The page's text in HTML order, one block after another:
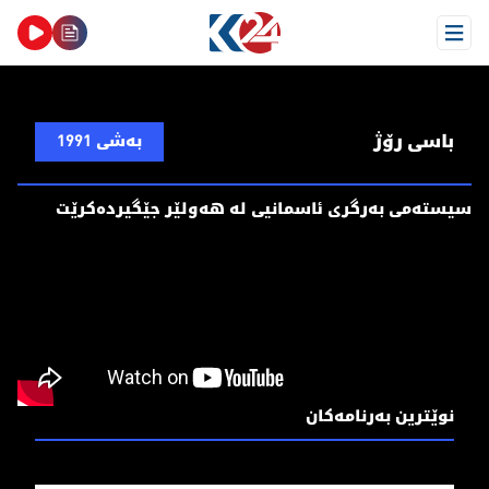
Open Menu
باسی رۆژ بەشی 1991
سیستەمی بەرگری ئاسمانیی لە هەولێر جێگیردەکرێت
نوێترین بەرنامەکان